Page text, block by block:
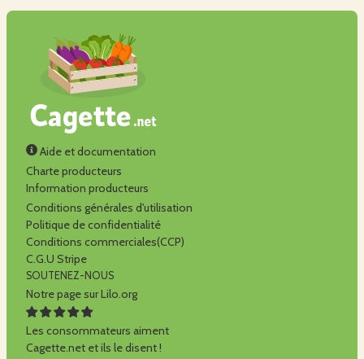
Aide et documentation
Charte producteurs
Information producteurs
Conditions générales d'utilisation
Politique de confidentialité
Conditions commerciales(CCP)
C.G.U Stripe
SOUTENEZ-NOUS
Notre page sur Lilo.org
Les consommateurs aiment
Cagette.net et ils le disent !